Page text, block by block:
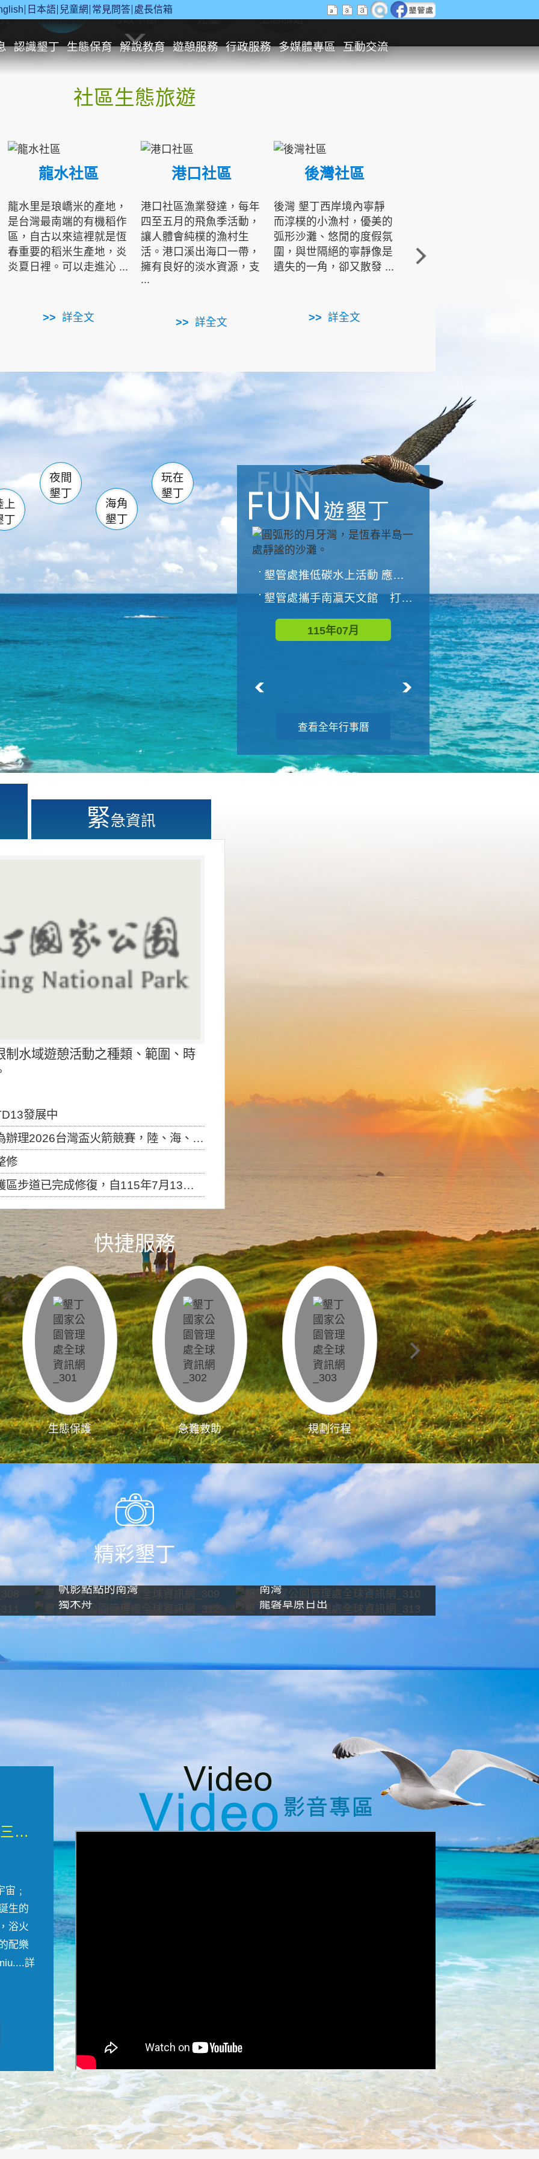
日本語 兒童網 常見問答 處長信箱
認識墾丁 生態保育 解說教育 遊憩服務 行政服務 多媒體專區 互動交流
休閒遊憩 行政申辦 兒童 生態旅遊
社區生態旅遊
龍水社區
龍水里是琅嶠米的產地，
是台灣最南端的有機稻作
區，自古以來這裡就是恆
春重要的稻米生產地，炎
炎夏日裡。可以走進沁 ...
詳全文
港口社區
港口社區漁業發達，每年
四至五月的飛魚季活動，
讓人體會純樸的漁村生
活。港口溪出海口一帶，
擁有良好的淡水資源，支
...
詳全文
後灣社區
後灣 墾丁西岸境內寧靜
而淳樸的小漁村，優美的
弧形沙灘、悠閒的度假氛
圍，與世隔絕的寧靜像是
遺失的一角，卻又散發 ...
詳全文
角的端點，冬季海浪拍打
著礁岸，旺盛的侵蝕作
南仁湖
滿州 佳樂水
森林遊樂區
墾管處遊客中心
社頂公園 風吹沙
船帆石 龍磐公園
香蕉灣 龍坑
鵝鑾鼻
上
丁
夜間
墾丁
海角
墾丁
玩在
墾丁
墾管處推低碳水上活動 應屆畢業生限額免費參加
墾管處攜手南瀛天文館 打造沉浸式天文探索營隊
115年07月
與國家公園有約-優游潮間
115年08月
查看全年行事曆
緊急資訊
水域遊憩活動之種類、範圍、時
發展中
盃火箭競賽，陸、海、空域警戒及協調相關事宜，因颱風備案事宜
修
，自115年7月13日（星期一）起恢復開放入園，歡迎民眾依規定申請入園....
快捷服務
生態保護 急難救助 規劃行程 影像直播
精彩墾丁
帆影點點的南灣
南灣
獨木舟
龍磐草原日出
微觀墾丁三部曲 重生....
﹔
生的
浴火
配樂
詳